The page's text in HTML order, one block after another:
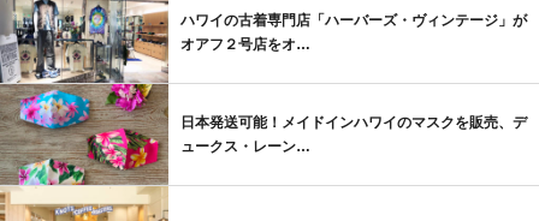
ハワイの古着専門店「ハーバーズ・ヴィンテージ」が
オアフ２号店をオ…
日本発送可能！メイドインハワイのマスクを販売、デ
ュークス・レーン…